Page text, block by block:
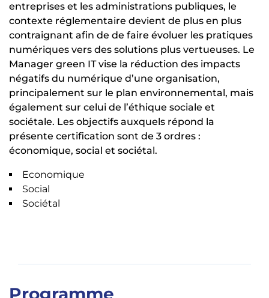
entreprises et les administrations publiques, le
contexte réglementaire devient de plus en plus
contraignant afin de de faire évoluer les pratiques
numériques vers des solutions plus vertueuses. Le
Manager green IT vise la réduction des impacts
négatifs du numérique d’une organisation,
principalement sur le plan environnemental, mais
également sur celui de l’éthique sociale et
sociétale. Les objectifs auxquels répond la
présente certification sont de 3 ordres :
économique, social et sociétal.
Economique
Social
Sociétal